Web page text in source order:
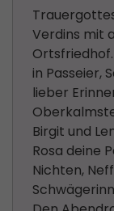
Verdins mit
Ortsfriedhof.
in Passeier,
lieber
Birgit und
Rosa deine
Nichten,